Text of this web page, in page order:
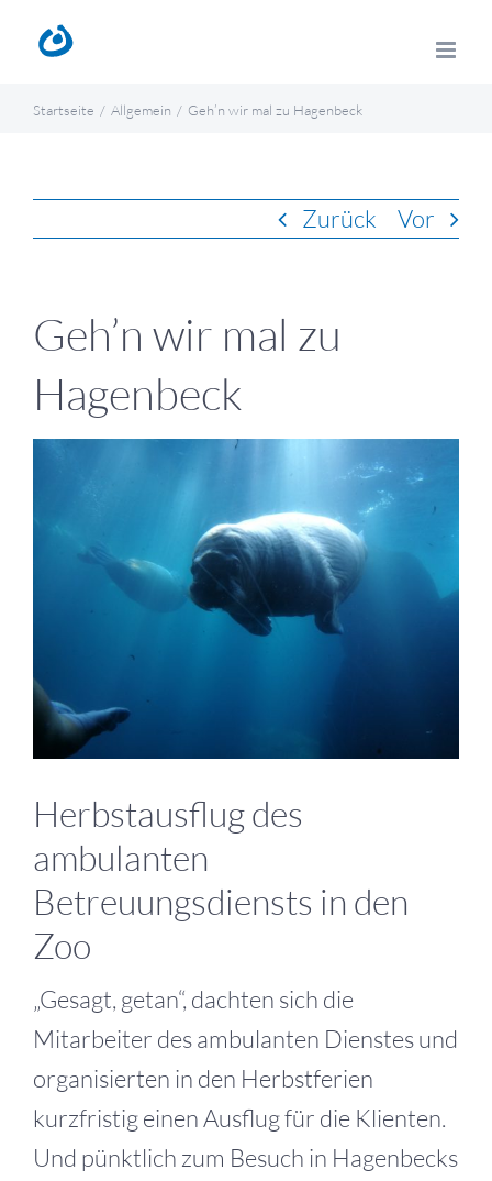
Inhalt
Startseite Allgemein Geh’n wir mal zu Hagenbeck
Zurück Vor
Geh’n wir mal zu
Hagenbeck
grösseres
Bild
Herbstausflug des
ambulanten
Betreuungsdiensts in den
Zoo
„Gesagt, getan“, dachten sich die
Mitarbeiter des ambulanten Dienstes und
organisierten in den Herbstferien
kurzfristig einen Ausflug für die Klienten.
Und pünktlich zum Besuch in Hagenbecks